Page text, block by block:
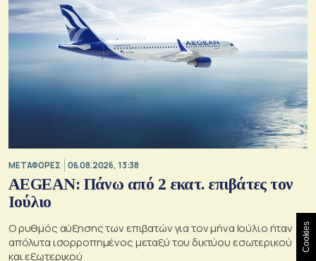
ΜΕΤΑΦΟΡΕΣ 06.08.2026, 13:38
AEGEAN: Πάνω από 2 εκατ. επιβάτες τον
Ιούλιο
Ο ρυθμός αύξησης των επιβατών για τον μήνα Ιούλιο ήταν
απόλυτα ισορροπημένος μεταξύ του δικτύου εσωτερικού
και εξωτερικού
Cookies